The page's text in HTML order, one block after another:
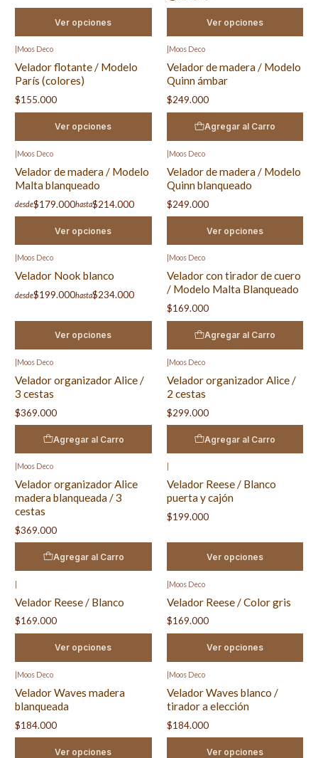
Ver opciones Ver opciones
Moos Deco
Velador flotante / Modelo
París (colores)
$155.000
Ver opciones
Moos Deco
Velador de madera / Modelo
Quinn ámbar
$249.000
Agregar al Carro
Moos Deco
Velador de madera / Modelo
Malta blanqueado
desde$179.000hasta$214.000
Ver opciones
Moos Deco
Velador de madera / Modelo
Quinn blanqueado
$249.000
Ver opciones
Moos Deco
Velador Nook blanco
desde$199.000hasta$234.000
Ver opciones
Moos Deco
Velador con tirador de cuero
/ Modelo Malta Blanqueado
$169.000
Agregar al Carro
Moos Deco
Velador organizador Alice /
3 cestas
$369.000
Agregar al Carro
Moos Deco
Velador organizador Alice /
2 cestas
$299.000
Agregar al Carro
Moos Deco
Velador organizador Alice
madera blanqueada / 3
cestas
$369.000
Agregar al Carro
Velador Reese / Blanco
puerta y cajón
$199.000
Ver opciones
Velador Reese / Blanco
$169.000
Ver opciones
Moos Deco
Velador Reese / Color gris
$169.000
Ver opciones
Moos Deco
Velador Waves madera
blanqueada
$184.000
Ver opciones
Moos Deco
Velador Waves blanco /
tirador a elección
$184.000
Ver opciones